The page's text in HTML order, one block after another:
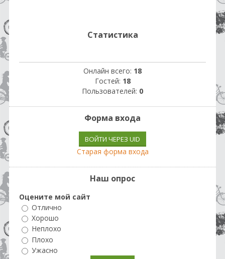
Статистика
Онлайн всего: 18
Гостей: 18
Пользователей: 0
Форма входа
ВОЙТИ ЧЕРЕЗ UID
Старая форма входа
Наш опрос
Оцените мой сайт
Отлично
Хорошо
Неплохо
Плохо
Ужасно